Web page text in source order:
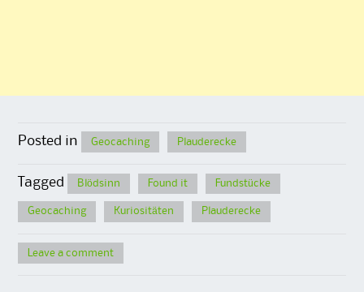
Posted in Geocaching Plauderecke
Tagged Blödsinn Found it Fundstücke
Geocaching Kuriositäten Plauderecke
Leave a comment